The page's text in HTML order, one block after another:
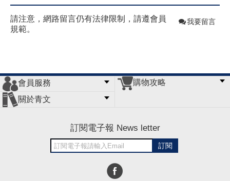
請注意，網路留言仍有法律限制，請遵會員
規範。
我要留言
會員服務
會員辦法
客服信箱
隱私條款
網站導覽
購物攻略
關於青文
訂閱電子報 News letter
訂閱